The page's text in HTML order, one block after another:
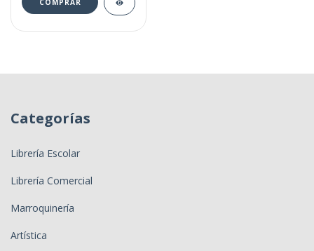
Categorías
Librería Escolar
Librería Comercial
Marroquinería
Artística